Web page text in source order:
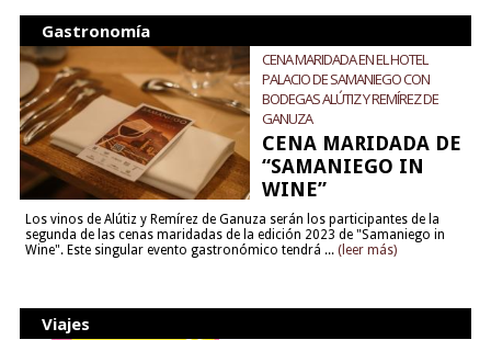
Gastronomía
CENA MARIDADA EN EL HOTEL
PALACIO DE SAMANIEGO CON
BODEGAS ALÚTIZ Y REMÍREZ DE
GANUZA
CENA MARIDADA DE
“SAMANIEGO IN
WINE”
Los vinos de Alútiz y Remírez de Ganuza serán los participantes de la
segunda de las cenas maridadas de la edición 2023 de "Samaniego in
Wine". Este singular evento gastronómico tendrá ... (leer más)
Viajes